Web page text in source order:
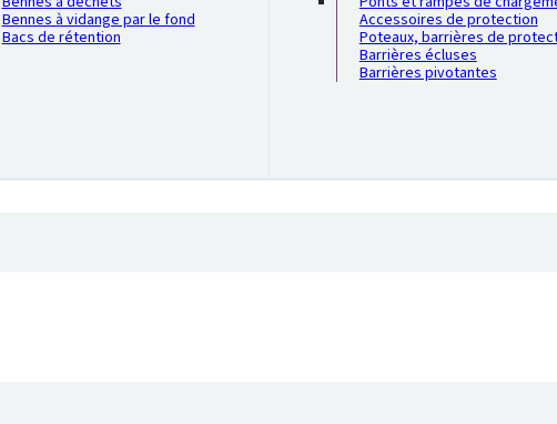
Bennes à vidange par le fond
Bacs de rétention
Accessoires de protection
Poteaux, barrières de
Barrières écluses
Barrières pivotantes